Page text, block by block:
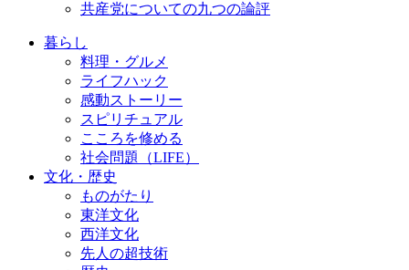
共産党についての九つの論評
暮らし
料理・グルメ
ライフハック
感動ストーリー
スピリチュアル
こころを修める
社会問題（LIFE）
文化・歴史
ものがたり
東洋文化
西洋文化
先人の超技術